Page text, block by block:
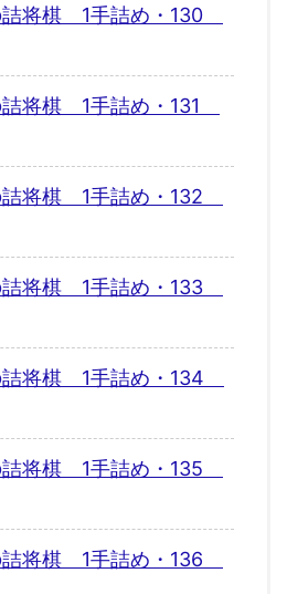
詰将棋 1手詰め・130
詰将棋 1手詰め・131
詰将棋 1手詰め・132
詰将棋 1手詰め・133
詰将棋 1手詰め・134
詰将棋 1手詰め・135
詰将棋 1手詰め・136